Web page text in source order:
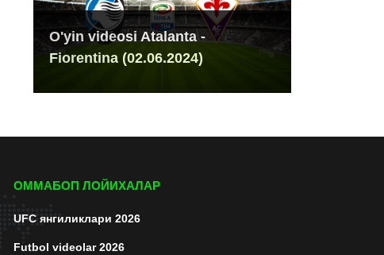
O'yin videosi Atalanta -
Fiorentina (02.06.2024)
ОММАБОП ЛОЙИХАЛАР
UFC янгиликлари 2026
Futbol videolar 2026